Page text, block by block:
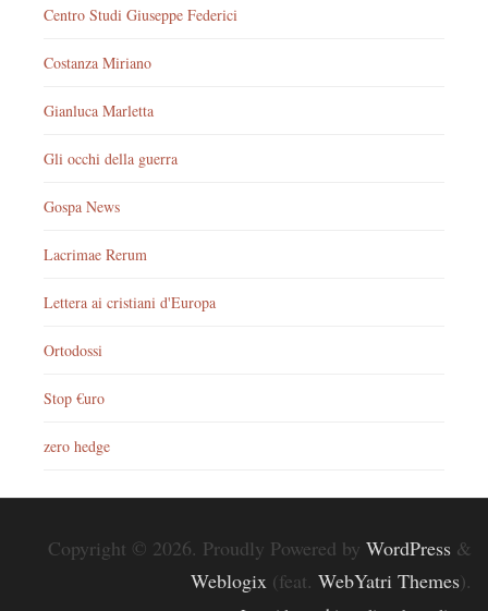
Centro Studi Giuseppe Federici
Costanza Miriano
Gianluca Marletta
Gli occhi della guerra
Gospa News
Lacrimae Rerum
Lettera ai cristiani d'Europa
Ortodossi
Stop €uro
zero hedge
Copyright © 2026. Proudly Powered by WordPress &
Weblogix (feat. WebYatri Themes).